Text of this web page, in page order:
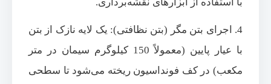
4. اجرای بتن مگر (بتن نظافتی): یک لایه نازک از بتن
با عیار پایین (معمولاً 150 کیلوگرم سیمان در متر
مکعب) در کف فونداسیون ریخته می‌شود تا سطحی